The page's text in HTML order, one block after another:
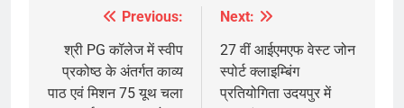
navigation
Previous:
श्री PG कॉलेज में स्वीप
प्रकोष्ठ के अंतर्गत काव्य
पाठ एवं मिशन 75 यूथ चला
Next:
27 वीं आईएमएफ वेस्ट जोन
स्पोर्ट क्लाइम्बिंग
प्रतियोगिता उदयपुर में